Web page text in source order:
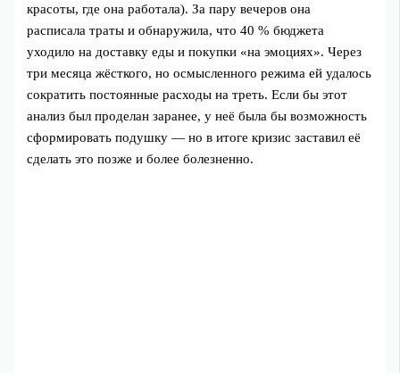
красоты, где она работала). За пару вечеров она
расписала траты и обнаружила, что 40 % бюджета
уходило на доставку еды и покупки «на эмоциях». Через
три месяца жёсткого, но осмысленного режима ей удалось
сократить постоянные расходы на треть. Если бы этот
анализ был проделан заранее, у неё была бы возможность
сформировать подушку — но в итоге кризис заставил её
сделать это позже и более болезненно.